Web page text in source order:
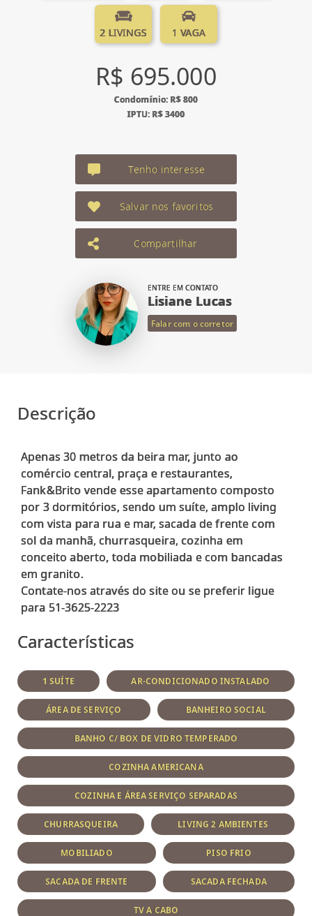
2 LIVINGS 1 VAGA
R$ 695.000
Condomínio: R$ 800
IPTU: R$ 3400
Tenho interesse
Salvar nos favoritos
Compartilhar
ENTRE EM CONTATO
Lisiane Lucas
Falar com o corretor
Descrição
Apenas 30 metros da beira mar, junto ao
comércio central, praça e restaurantes,
Fank&Brito vende esse apartamento composto
por 3 dormitórios, sendo um suíte, amplo living
com vista para rua e mar, sacada de frente com
sol da manhã, churrasqueira, cozinha em
conceito aberto, toda mobiliada e com bancadas
em granito.
Contate-nos através do site ou se preferir ligue
Características
1 SUÍTE AR-CONDICIONADO INSTALADO
ÁREA DE SERVIÇO BANHEIRO SOCIAL
BANHO C/ BOX DE VIDRO TEMPERADO
COZINHA AMERICANA
COZINHA E ÁREA SERVIÇO SEPARADAS
CHURRASQUEIRA LIVING 2 AMBIENTES
MOBILIADO PISO FRIO
SACADA DE FRENTE SACADA FECHADA
TV A CABO